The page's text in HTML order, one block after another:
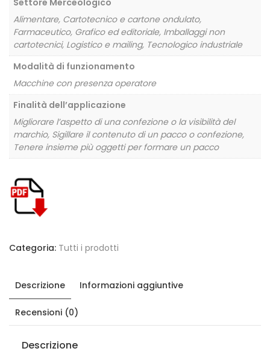
Settore Merceologico
Alimentare, Cartotecnico e cartone ondulato,
Farmaceutico, Grafico ed editoriale, Imballaggi non
cartotecnici, Logistico e mailing, Tecnologico industriale
Modalità di funzionamento
Macchine con presenza operatore
Finalità dell’applicazione
Migliorare l’aspetto di una confezione o la visibilità del
marchio, Sigillare il contenuto di un pacco o confezione,
Tenere insieme più oggetti per formare un pacco
Categoria: Tutti i prodotti
Descrizione Informazioni aggiuntive
Recensioni (0)
Descrizione